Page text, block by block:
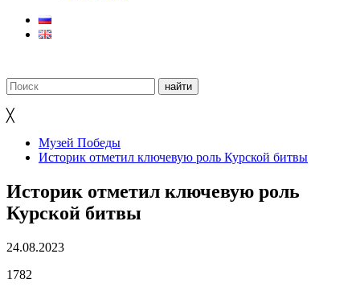
╳
Музей Победы
Историк отметил ключевую роль Курской битвы
Историк отметил ключевую роль
Курской битвы
24.08.2023
1782